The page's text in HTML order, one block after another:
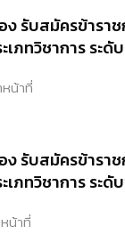
รับสมัครข้ารา
เภทวิชาการ ร
หน้าที่
รับสมัครข้ารา
เภทวิชาการ ร
น้าที่